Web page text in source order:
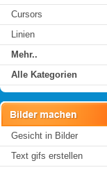
Cursors
Linien
Mehr..
Alle Kategorien
Gesicht in Bilder
Text gifs erstellen